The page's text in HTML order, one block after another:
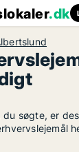
.dk
du søgte, er